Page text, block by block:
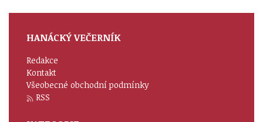
HANÁCKÝ VEČERNÍK
Redakce
Kontakt
Všeobecné obchodní podmínky
RSS